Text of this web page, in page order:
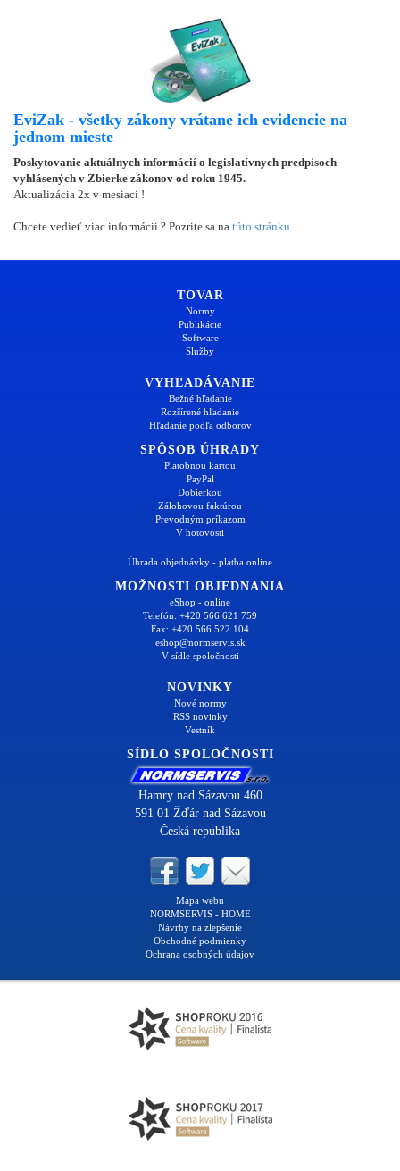
EviZak - všetky zákony vrátane ich evidencie na
jednom mieste
Poskytovanie aktuálnych informácií o legislatívnych predpisoch
vyhlásených v Zbierke zákonov od roku 1945.
Aktualizácia 2x v mesiaci !
Chcete vedieť viac informácii ? Pozrite sa na túto stránku
TOVAR
Normy
Publikácie
Software
Služby
VYHĽADÁVANIE
Bežné hľadanie
Rozšírené hľadanie
Hľadanie podľa odborov
SPÔSOB ÚHRADY
Platobnou kartou
PayPal
Dobierkou
Zálohovou faktúrou
Prevodným príkazom
V hotovosti
Úhrada objednávky - platba online
MOŽNOSTI OBJEDNANIA
eShop - online
Telefón: +420 566 621 759
Fax: +420 566 522 104
eshop@normservis.sk
V sídle spoločnosti
NOVINKY
Nové normy
RSS novinky
Vestník
SÍDLO SPOLOČNOSTI
Hamry nad Sázavou 460
591 01 Žďár nad Sázavou
Česká republika
Mapa webu
NORMSERVIS - HOME
Návrhy na zlepšenie
Obchodné podmienky
Ochrana osobných údajov